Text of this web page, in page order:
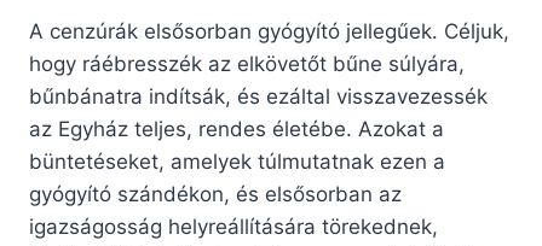
A cenzúrák elsősorban gyógyító jellegűek. Céljuk,
hogy ráébresszék az elkövetőt bűne súlyára,
bűnbánatra indítsák, és ezáltal visszavezessék
az Egyház teljes, rendes életébe. Azokat a
büntetéseket, amelyek túlmutatnak ezen a
gyógyító szándékon, és elsősorban az
igazságosság helyreállítására törekednek,